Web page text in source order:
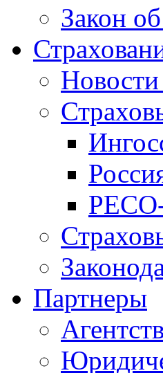
Закон
Новости
РЕСО-
Партнеры